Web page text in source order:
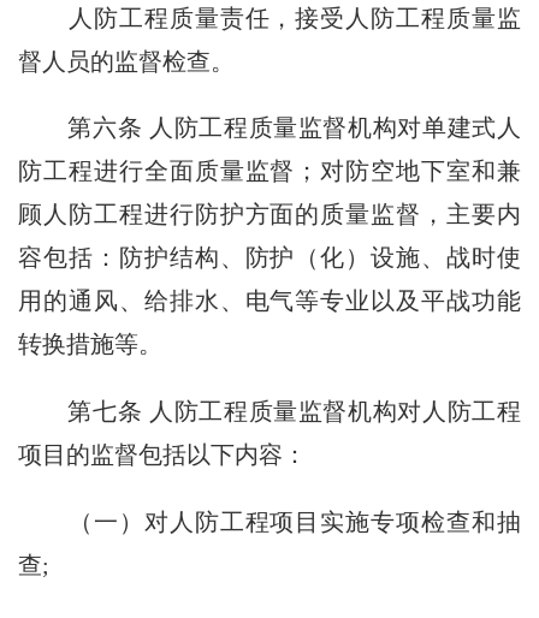
人防工程质量责任，接受人防工程质量监
督人员的监督检查。
第六条 人防工程质量监督机构对单建式人
防工程进行全面质量监督；对防空地下室和兼
顾人防工程进行防护方面的质量监督，主要内
容包括：防护结构、防护（化）设施、战时使
用的通风、给排水、电气等专业以及平战功能
转换措施等。
第七条 人防工程质量监督机构对人防工程
项目的监督包括以下内容：
（一）对人防工程项目实施专项检查和抽
查;